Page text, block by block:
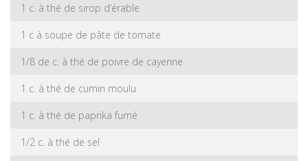
1 c. à thé de sirop d’érable
1 c à soupe de pâte de tomate
1/8 de c. à thé de poivre de cayenne
1 c. à thé de cumin moulu
1 c. à thé de paprika fumé
1/2 c. à thé de sel